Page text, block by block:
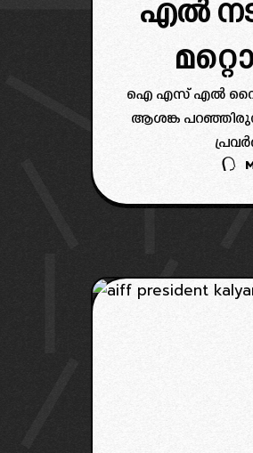
എൽ
ഐ എസ് എൽ
ആശങ്ക